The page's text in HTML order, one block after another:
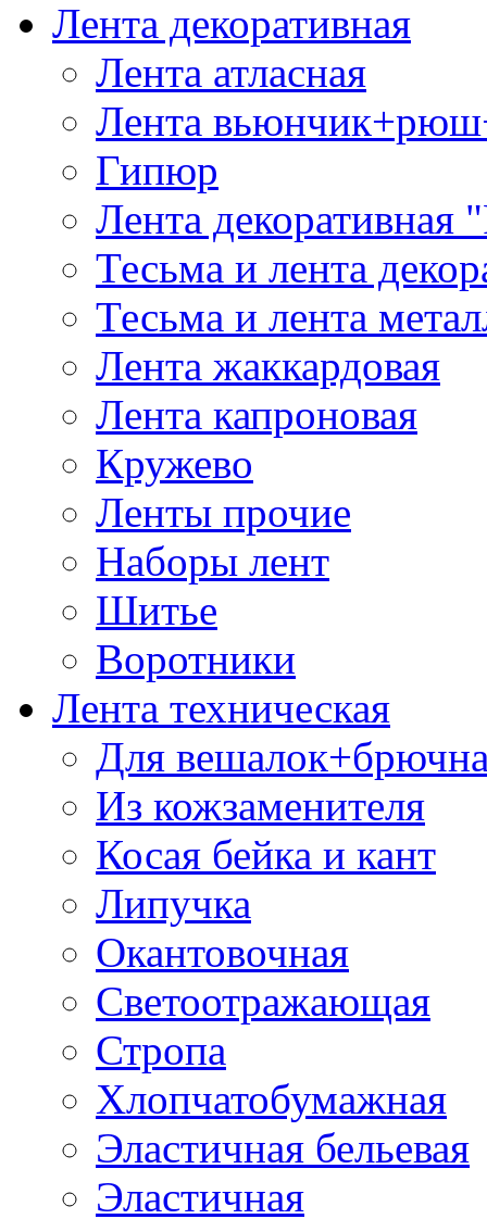
Лента декоративная
Лента атласная
Лента
Гипюр
Лента декоративная
Тесьма и лента
Тесьма и лента
Лента жаккардовая
Лента капроновая
Кружево
Ленты прочие
Наборы лент
Шитье
Воротники
Лента техническая
Для
Из кожзаменителя
Косая бейка и кант
Липучка
Окантовочная
Светоотражающая
Стропа
Хлопчатобумажная
Эластичная бельевая
Эластичная